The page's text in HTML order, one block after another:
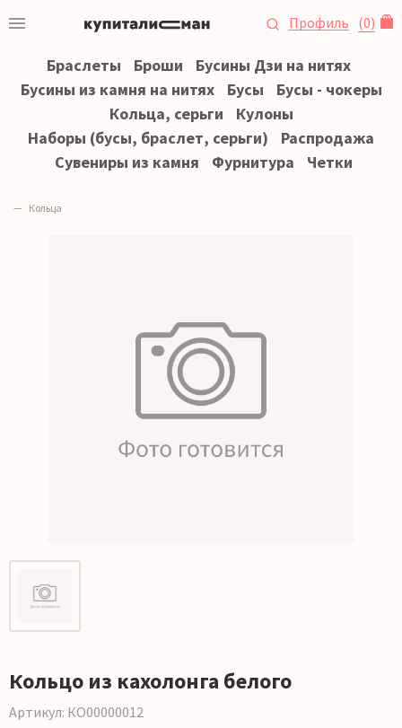
Профиль (0)
Браслеты Броши
Бусины Дзи на нитях
Бусины из камня на нитях
Бусы
Бусы - чокеры
Кольца, серьги
Кулоны
Наборы (бусы, браслет, серьги)
Распродажа
Сувениры из камня
Фурнитура Четки
Кольца
Кольцо из кахолонга белого
Артикул: КО00000012